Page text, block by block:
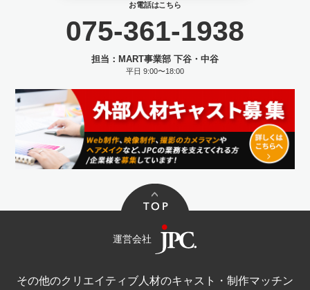
お電話はこちら
075-361-1938
担当：MART事業部 下谷・中谷
平日 9:00〜18:00
運営会社
その他のクリエイティブ人材のキャスト・制作マッチン